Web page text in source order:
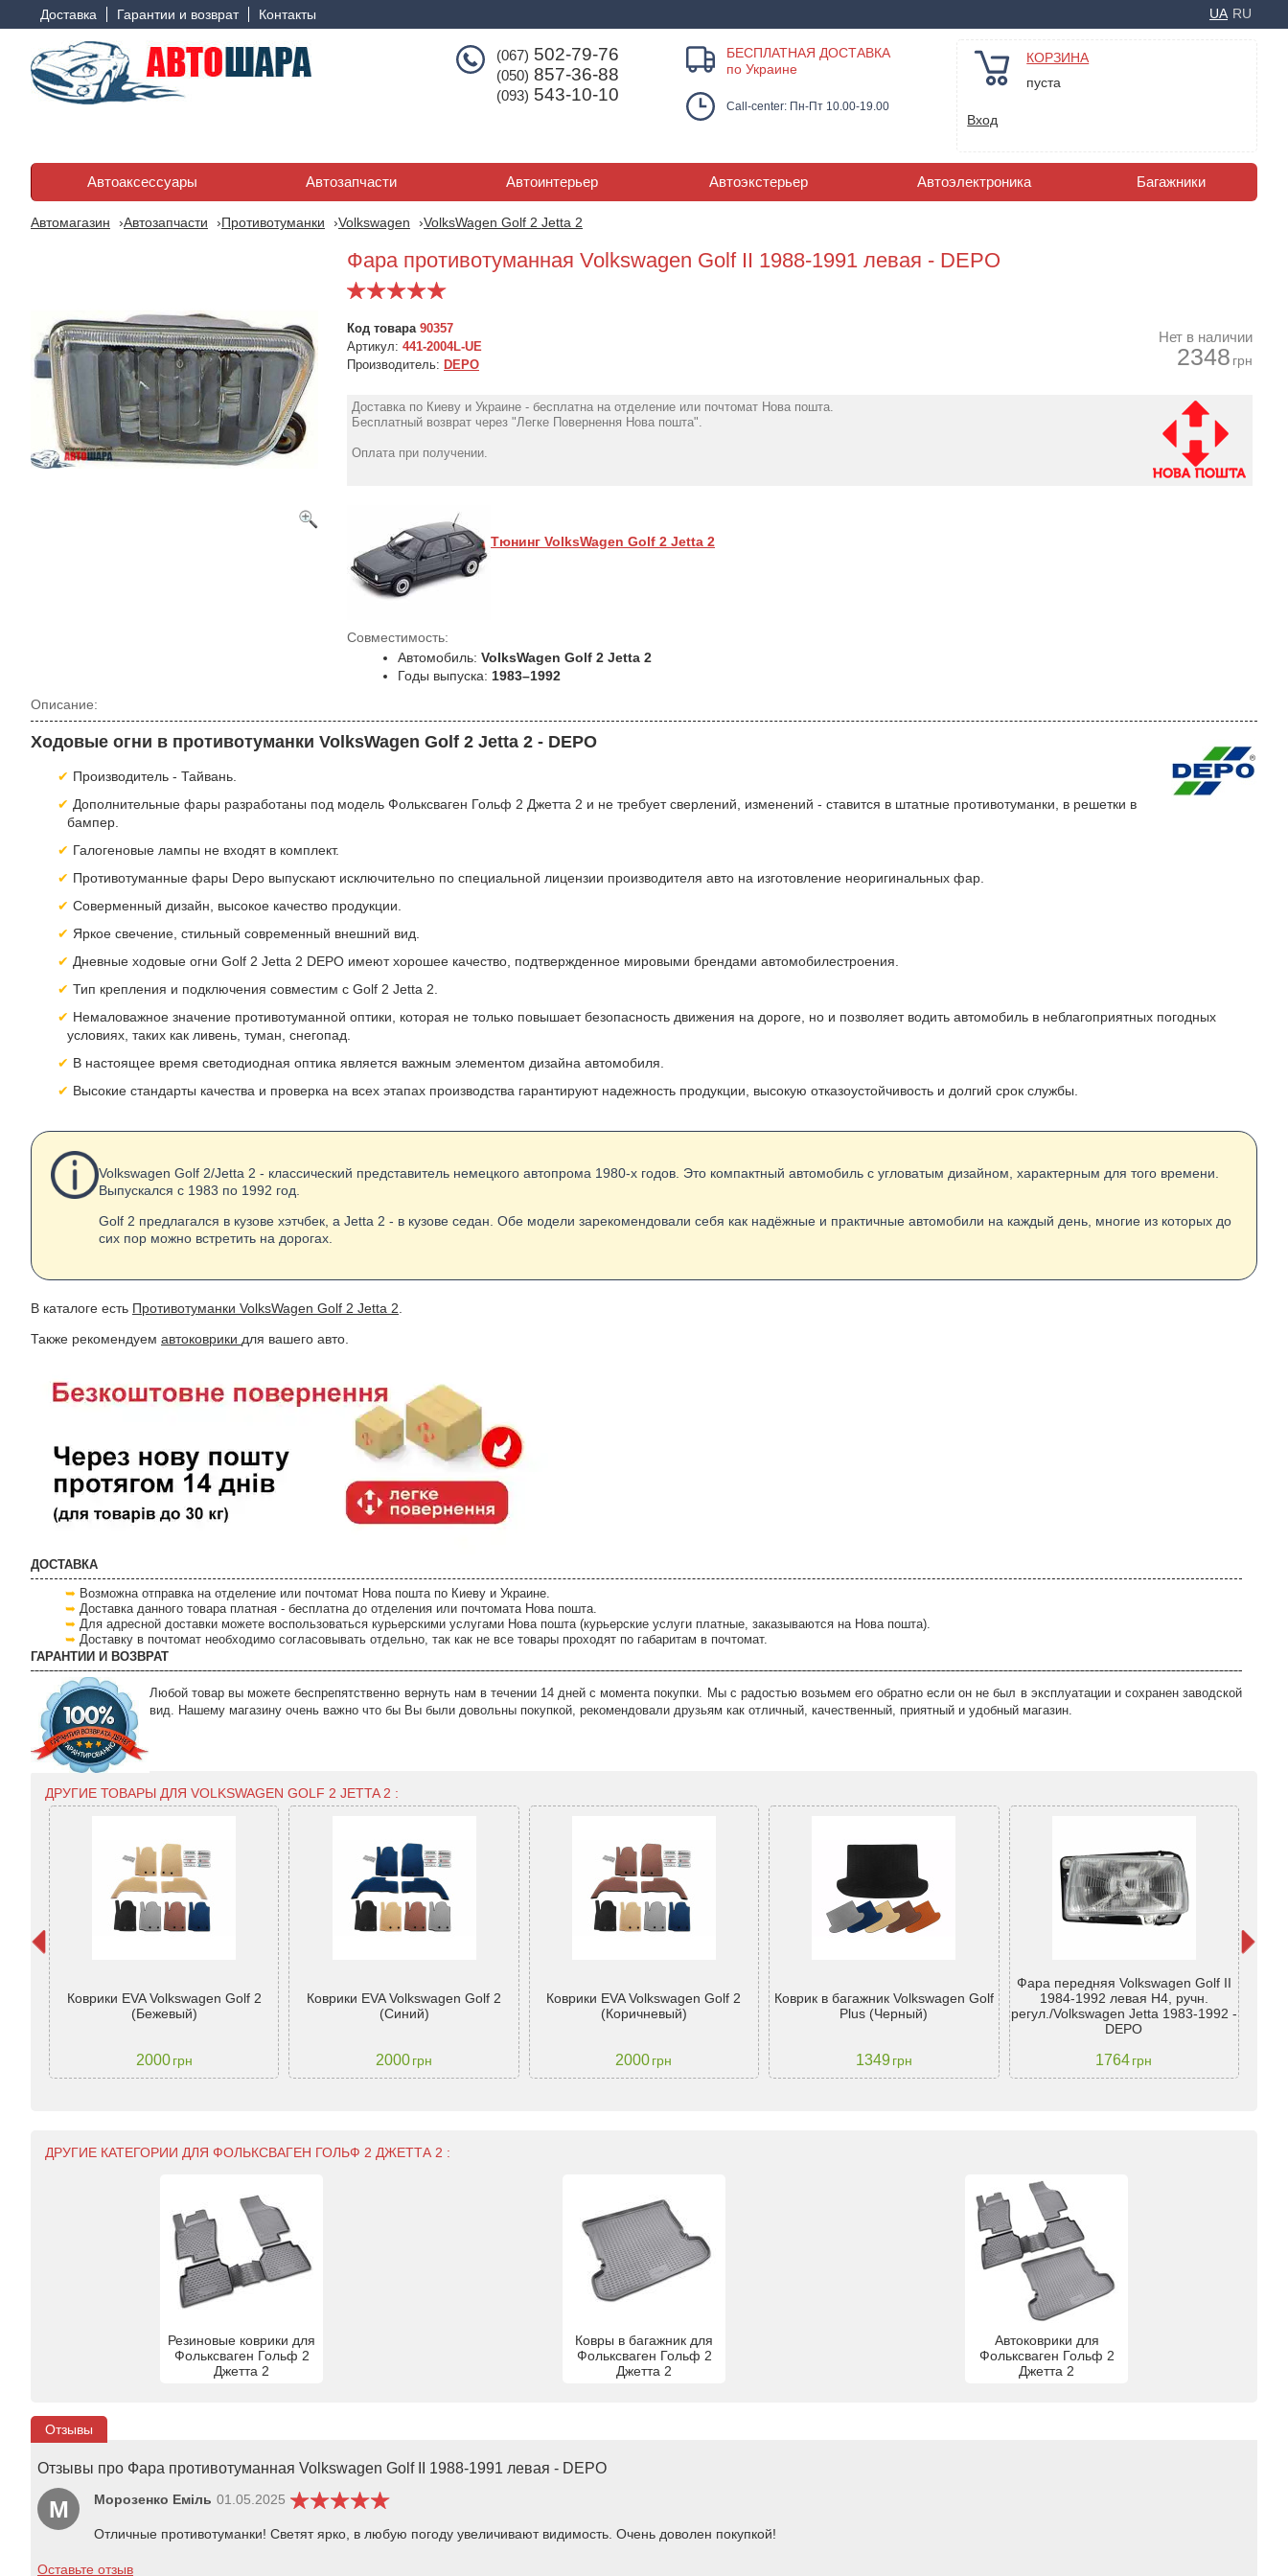
Доставка Гарантии и возврат Контакты UA RU
(067) 502-79-76
(050) 857-36-88
(093) 543-10-10
БЕСПЛАТНАЯ ДОСТАВКА
по Украине
Call-center: Пн-Пт 10.00-19.00
КОРЗИНА
пуста
Вход
Автоаксессуары Автозапчасти Автоинтерьер Автоэкстерьер Автоэлектроника Багажники
Автомагазин Автозапчасти Противотуманки Volkswagen VolksWagen Golf 2 Jetta 2
Фара противотуманная Volkswagen Golf II 1988-1991 левая - DEPO
Код товара 90357
Артикул: 441-2004L-UE
Производитель: DEPO
Нет в наличии
2348 грн
Доставка по Киеву и Украине - бесплатна на отделение или почтомат Нова пошта.
Бесплатный возврат через "Легке Повернення Нова пошта".
Оплата при получении.
Тюнинг VolksWagen Golf 2 Jetta 2
Совместимость:
Автомобиль: VolksWagen Golf 2 Jetta 2
Годы выпуска: 1983–1992
Описание:
Ходовые огни в противотуманки VolksWagen Golf 2 Jetta 2 - DEPO
Производитель - Тайвань.
Дополнительные фары разработаны под модель Фольксваген Гольф 2 Джетта 2 и не требует сверлений, изменений - ставится в штатные противотуманки, в решетки в
бампер.
Галогеновые лампы не входят в комплект.
Противотуманные фары Depo выпускают исключительно по специальной лицензии производителя авто на изготовление неоригинальных фар.
Соверменный дизайн, высокое качество продукции.
Яркое свечение, стильный современный внешний вид.
Дневные ходовые огни Golf 2 Jetta 2 DEPO имеют хорошее качество, подтвержденное мировыми брендами автомобилестроения.
Тип крепления и подключения совместим с Golf 2 Jetta 2.
Немаловажное значение противотуманной оптики, которая не только повышает безопасность движения на дороге, но и позволяет водить автомобиль в неблагоприятных погодных
условиях, таких как ливень, туман, снегопад.
В настоящее время светодиодная оптика является важным элементом дизайна автомобиля.
Высокие стандарты качества и проверка на всех этапах производства гарантируют надежность продукции, высокую отказоустойчивость и долгий срок службы.
Volkswagen Golf 2/Jetta 2 - классический представитель немецкого автопрома 1980-х годов. Это компактный автомобиль с угловатым дизайном, характерным для того времени.
Выпускался с 1983 по 1992 год.
Golf 2 предлагался в кузове хэтчбек, а Jetta 2 - в кузове седан. Обе модели зарекомендовали себя как надёжные и практичные автомобили на каждый день, многие из которых до
сих пор можно встретить на дорогах.
В каталоге есть Противотуманки VolksWagen Golf 2 Jetta 2
Также рекомендуем автоковрики для вашего авто.
ДОСТАВКА
Возможна отправка на отделение или почтомат Нова пошта по Киеву и Украине.
Доставка данного товара платная - бесплатна до отделения или почтомата Нова пошта.
Для адресной доставки можете воспользоваться курьерскими услугами Нова пошта (курьерские услуги платные, заказываются на Нова пошта).
Доставку в почтомат необходимо согласовывать отдельно, так как не все товары проходят по габаритам в почтомат.
ГАРАНТИИ И ВОЗВРАТ
Любой товар вы можете беспрепятственно вернуть нам в течении 14 дней с момента покупки. Мы с радостью возьмем его обратно если он не был в эксплуатации и сохранен заводской
вид. Нашему магазину очень важно что бы Вы были довольны покупкой, рекомендовали друзьям как отличный, качественный, приятный и удобный магазин.
ДРУГИЕ ТОВАРЫ ДЛЯ VOLKSWAGEN GOLF 2 JETTA 2 :
Коврики EVA Volkswagen Golf 2
(Бежевый)
2000 грн
Коврики EVA Volkswagen Golf 2
(Синий)
2000грн
Коврики EVA Volkswagen Golf 2
(Коричневый)
2000грн
Коврик в багажник Volkswagen Golf
Plus (Черный)
1349грн
Фара передняя Volkswagen Golf II
1984-1992 левая H4, ручн.
регул./Volkswagen Jetta 1983-1992 -
DEPO
1764грн
ДРУГИЕ КАТЕГОРИИ ДЛЯ ФОЛЬКСВАГЕН ГОЛЬФ 2 ДЖЕТТА 2 :
Резиновые коврики для
Фольксваген Гольф 2
Джетта 2
Ковры в багажник для
Фольксваген Гольф 2
Джетта 2
Автоковрики для
Фольксваген Гольф 2
Джетта 2
Отзывы
Отзывы про Фара противотуманная Volkswagen Golf II 1988-1991 левая - DEPO
М Морозенко Еміль 01.05.2025
Отличные противотуманки! Светят ярко, в любую погоду увеличивают видимость. Очень доволен покупкой!
Оставьте отзыв